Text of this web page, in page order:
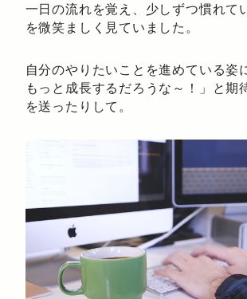
一日の流れを覚え、少しずつ慣れて
を微笑ましく見ていました。
自分のやりたいことを進めている姿
もっと成長するだろうな～！」と期
を送ったりして。